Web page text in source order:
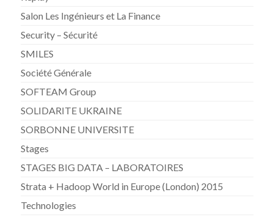
Salon Les Ingénieurs et La Finance
Security – Sécurité
SMILES
Société Générale
SOFTEAM Group
SOLIDARITE UKRAINE
SORBONNE UNIVERSITE
Stages
STAGES BIG DATA – LABORATOIRES
Strata + Hadoop World in Europe (London) 2015
Technologies